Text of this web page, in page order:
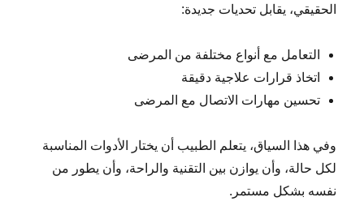
الحقيقي، يقابل تحديات جديدة:
التعامل مع أنواع مختلفة من المرضى
اتخاذ قرارات علاجية دقيقة
تحسين مهارات الاتصال مع المرضى
وفي هذا السياق، يتعلم الطبيب أن يختار الأدوات المناسبة
لكل حالة، وأن يوازن بين التقنية والراحة، وأن يطور من
نفسه بشكل مستمر.